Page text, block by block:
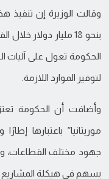
وقالت الوزيرة إن تنفيذ
الحكومة تعول على آليات
لتوفير الموارد اللازمة.
وأضافت أن الحكومة
موريتانيا” باعتبارها
جهود مختلف القطاعات،
يسهم في هيكلة المشاريع